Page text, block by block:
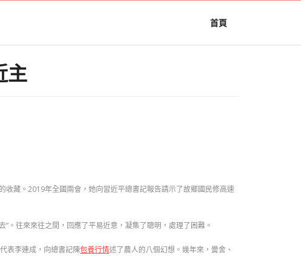
首頁
主
藏。2019年全國兩會，她向習近平總書記報告請示了故鄉國民修高速
”。往來來往之間，回應了平易近意，凝集了聰明，處理了困難。
表李連成，向總書記陳包養行情述了農人的八個幻想。幾年來，黌舍、